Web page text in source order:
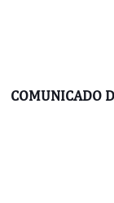
COMUNICADO